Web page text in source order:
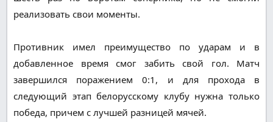
реализовать свои моменты.
Противник имел преимущество по ударам и в
добавленное время смог забить свой гол. Матч
завершился поражением 0:1, и для прохода в
следующий этап белорусскому клубу нужна только
победа, причем с лучшей разницей мячей.